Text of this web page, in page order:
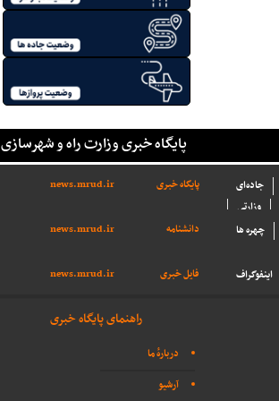
پایگاه خبری وزارت راه و شهرسازی
پایگاه خبری news.mrud.ir جاده‌ای
وزارتی
دانشنامه
news.mrud.ir چهره ها
فایل خبری news.mrud.ir اینفوگراف
راهنمای پایگاه خبری
دربارهٔ ما
آرشیو